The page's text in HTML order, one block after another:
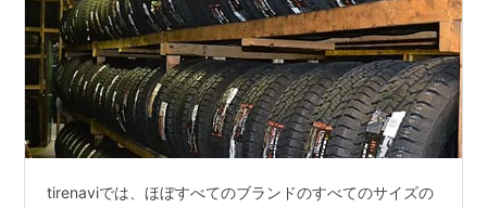
tirenaviでは、ほぼすべてのブランドのすべてのサイズの